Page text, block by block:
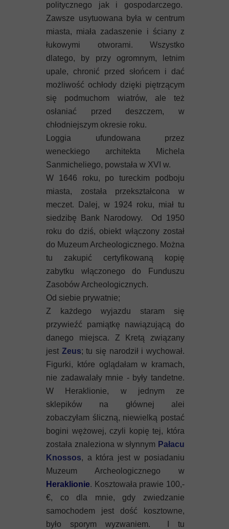
politycznego jak i gospodarczego.
Zawsze usytuowana była w centrum
miasta, miała zadaszenie i ściany z
łukowymi otworami. Wszystko
dlatego, by przy ogromnym, letnim
upale, chronić przed słońcem i dać
możliwość ochłody dzięki piętrzącym
się podmuchom wiatrów, ale też
osłaniać przed deszczem, w
chłodniejszym okresie roku.
Loggia ufundowana przez
weneckiego architekta Michela
Sanmicheliego, powstała w XVI w.
W 1646 roku, po tureckim podboju
miasta, została przekształcona w
meczet. Dalej, w 1924 roku, miał tu
siedzibę Bank Narodowy. Od 1950
roku do dziś, obiekt włączony został
do Muzeum Archeologicznego. Można
tu zakupić certyfikowaną kopię
zabytku włączonego do Funduszu
Zasobów Archeologicznych.
Od siebie prywatnie;
Z każdego wyjazdu staram się
przywieźć pamiątkę nawiązującą do
danego miejsca. Z Kretą związany
jest Zeus; tu się narodził i wychował.
Figurki, które oglądałam w kramach,
nie zadawalały mnie - były tandetne.
W Heraklionie, w jednym ze
sklepików na głównej alei
zobaczyłam śliczną, niewielką postać
bogini wężowej, czyli kopię tej, która
została znaleziona w słynnym Pałacu
Knossos, a która jest w posiadaniu
Muzeum Archeologicznego w
Heraklionie. Kosztowała prawie 100,-
€, co dla mnie, gdy zwiedzanie
samochodem jest dość kosztowne,
było sporym wyzwaniem. I tu